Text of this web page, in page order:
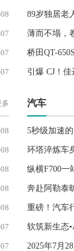
89岁独居老
薄而不塌，卷
桥田QT-
引爆 CJ！
多 汽车
5秒级加速的皮
环塔淬炼车
纵横F700一
奔赴阿勒泰
重磅！汽车行业
软筑新生态
2025年7月